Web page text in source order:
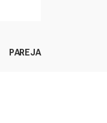
PAREJA